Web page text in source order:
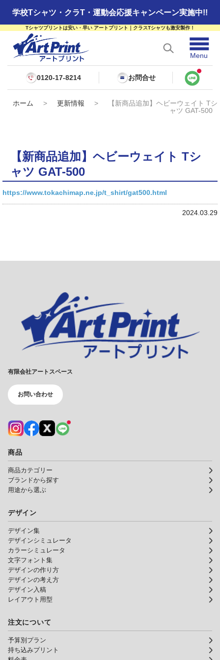
学校Tシャツ・クラT・運動会応援キャンペーン実施中!!
Tシャツプリントは安い・早い アートプリント｜クラスTシャツも激安製作！
☰
Menu
0120-17-8214 お問合せ
ホーム > 更新情報 >
【新商品追加】ヘビーウェイト Tシ
ャツ GAT-500
【新商品追加】ヘビーウェイト Tシ
ャツ GAT-500
https://www.tokachimap.ne.jp/t_shirt/gat500.html
2024.03.29
有限会社アートスペース
お問い合わせ
商品
商品カテゴリー
ブランドから探す
用途から選ぶ
デザイン
デザイン集
デザインシミュレータ
カラーシミュレータ
文字フォント集
デザインの作り方
デザインの考え方
デザイン入稿
レイアウト用型
注文について
予算別プラン
持ち込みプリント